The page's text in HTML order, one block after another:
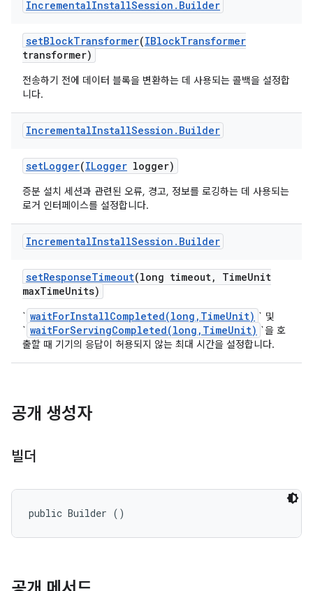
IncrementalInstallSession . Builder
setBlockTransformer(IBlockTransformer
transformer)
전송하기 전에 데이터 블록을 변환하는 데 사용되는 콜백을 설정합
니다.
IncrementalInstallSession . Builder
setLogger(ILogger logger)
증분 설치 세션과 관련된 오류, 경고, 정보를 로깅하는 데 사용되는
로거 인터페이스를 설정합니다.
IncrementalInstallSession . Builder
setResponseTimeout(long timeout, TimeUnit
maxTimeUnits)
` waitForInstallCompleted(long,TimeUnit) ` 및
` waitForServingCompleted(long,TimeUnit) `을 호
출할 때 기기의 응답이 허용되지 않는 최대 시간을 설정합니다.
공개 생성자
빌더
public Builder ()